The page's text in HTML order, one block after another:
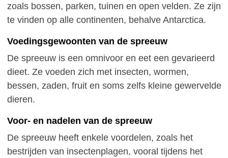
zoals bossen, parken, tuinen en open velden. Ze zijn
te vinden op alle continenten, behalve Antarctica.
Voedingsgewoonten van de spreeuw
De spreeuw is een omnivoor en eet een gevarieerd
dieet. Ze voeden zich met insecten, wormen,
bessen, zaden, fruit en soms zelfs kleine gewervelde
dieren.
Voor- en nadelen van de spreeuw
De spreeuw heeft enkele voordelen, zoals het
bestrijden van insectenplagen, vooral tijdens het